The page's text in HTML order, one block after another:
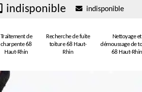
indisponible indisponible
Traitement de
charpente 68
Haut-Rhin
Recherche de fuite
toiture 68 Haut-
Rhin
Nettoyage et
démoussage de
68 Haut-Rhin